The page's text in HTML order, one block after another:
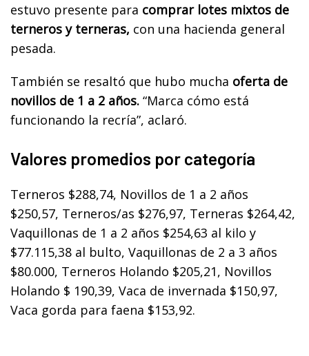
estuvo presente para comprar lotes mixtos de
terneros y terneras, con una hacienda general
pesada.
También se resaltó que hubo mucha oferta de
novillos de 1 a 2 años. “Marca cómo está
funcionando la recría”, aclaró.
Valores promedios por categoría
Terneros $288,74, Novillos de 1 a 2 años
$250,57, Terneros/as $276,97, Terneras $264,42,
Vaquillonas de 1 a 2 años $254,63 al kilo y
$77.115,38 al bulto, Vaquillonas de 2 a 3 años
$80.000, Terneros Holando $205,21, Novillos
Holando $ 190,39, Vaca de invernada $150,97,
Vaca gorda para faena $153,92.